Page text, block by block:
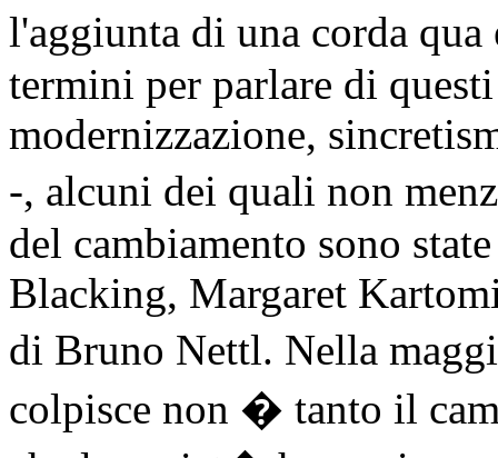
l'aggiunta di una corda
termini per parlare di
modernizzazione,
-, alcuni dei quali non
del cambiamento sono
Blacking, Margaret
di Bruno Nettl. Nella
colpisce non � tanto il